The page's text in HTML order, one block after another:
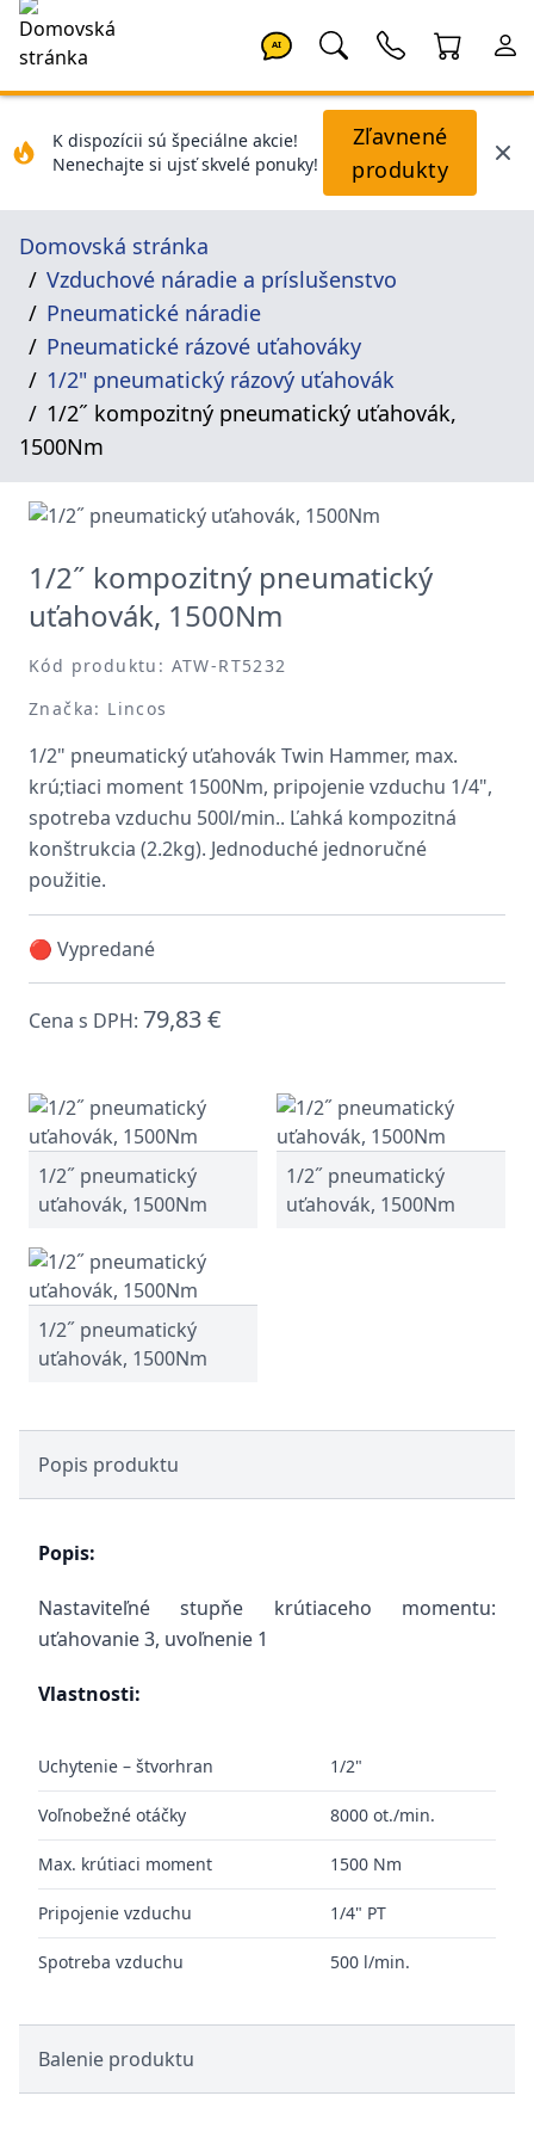
AI
K dispozícii sú špeciálne akcie!
Nenechajte si ujsť skvelé ponuky!
Zľavnené
produkty
Domovská stránka
Vzduchové náradie a príslušenstvo
Pneumatické náradie
Pneumatické rázové uťahováky
1/2" pneumatický rázový uťahovák
1/2˝ kompozitný pneumatický uťahovák,
1500Nm
1/2˝ kompozitný pneumatický
uťahovák, 1500Nm
Kód produktu: ATW-RT5232
Značka: Lincos
1/2" pneumatický uťahovák Twin Hammer, max.
krú;tiaci moment 1500Nm, pripojenie vzduchu 1/4",
spotreba vzduchu 500l/min.. Ľahká kompozitná
konštrukcia (2.2kg). Jednoduché jednoručné
použitie.
🔴 Vypredané
Cena s DPH: 79,83 €
1/2˝ pneumatický
uťahovák, 1500Nm
1/2˝ pneumatický
uťahovák, 1500Nm
1/2˝ pneumatický
uťahovák, 1500Nm
Popis produktu
Popis:
Nastaviteľné stupňe krútiaceho momentu:
uťahovanie 3, uvoľnenie 1
Vlastnosti:
Uchytenie – štvorhran 1/2"
Voľnobežné otáčky 8000 ot./min.
Max. krútiaci moment 1500 Nm
Pripojenie vzduchu 1/4" PT
Spotreba vzduchu 500 l/min.
Balenie produktu